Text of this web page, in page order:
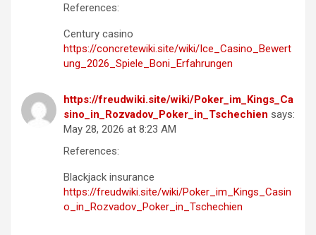
References:
Century casino
https://concretewiki.site/wiki/Ice_Casino_Bewert
ung_2026_Spiele_Boni_Erfahrungen
https://freudwiki.site/wiki/Poker_im_Kings_Ca
sino_in_Rozvadov_Poker_in_Tschechien says:
May 28, 2026 at 8:23 AM
References:
Blackjack insurance
https://freudwiki.site/wiki/Poker_im_Kings_Casin
o_in_Rozvadov_Poker_in_Tschechien